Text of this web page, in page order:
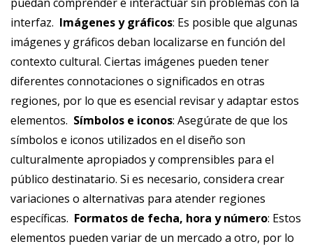
interfaz. ‎ Imágenes y gráficos: Es posible que algunas
imágenes y gráficos deban localizarse en función del
contexto cultural. Ciertas imágenes pueden tener
diferentes connotaciones o significados en otras
regiones, por lo que es esencial revisar y adaptar estos
elementos. ‎ Símbolos e iconos: Asegúrate de que los
símbolos e iconos utilizados en el diseño son
culturalmente apropiados y comprensibles para el
público destinatario. Si es necesario, considera crear
variaciones o alternativas para atender regiones
específicas. ‎ Formatos de fecha, hora y número: Estos
elementos pueden variar de un mercado a otro, por lo